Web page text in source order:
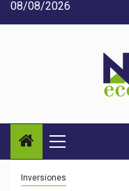
Saltar
al
08/08/2026
Menú
principal
Inversiones